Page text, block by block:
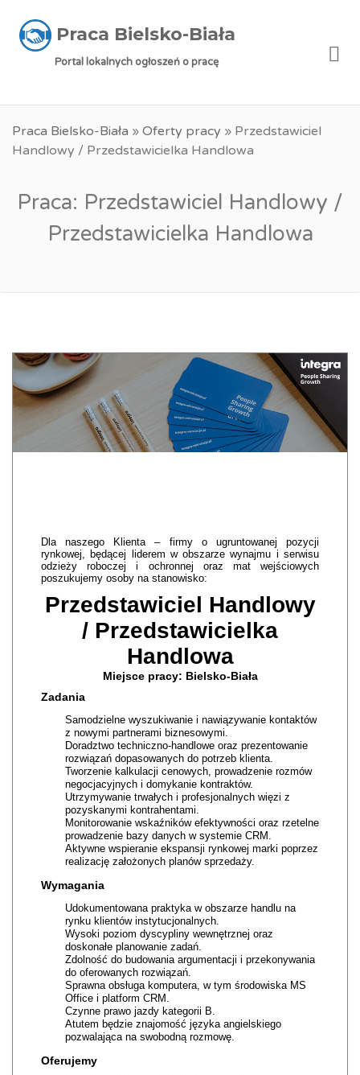
Praca Bielsko-Biała
Portal lokalnych ogłoszeń o pracę
Praca Bielsko-Biała » Oferty pracy » Przedstawiciel
Handlowy / Przedstawicielka Handlowa
Praca: Przedstawiciel Handlowy /
Przedstawicielka Handlowa
Dla naszego Klienta – firmy o ugruntowanej pozycji
rynkowej, będącej liderem w obszarze wynajmu i serwisu
odzieży roboczej i ochronnej oraz mat wejściowych
poszukujemy osoby na stanowisko:
Przedstawiciel Handlowy
/ Przedstawicielka
Handlowa
Miejsce pracy: Bielsko-Biała
Zadania
Samodzielne wyszukiwanie i nawiązywanie kontaktów
z nowymi partnerami biznesowymi.
Doradztwo techniczno-handlowe oraz prezentowanie
rozwiązań dopasowanych do potrzeb klienta.
Tworzenie kalkulacji cenowych, prowadzenie rozmów
negocjacyjnych i domykanie kontraktów.
Utrzymywanie trwałych i profesjonalnych więzi z
pozyskanymi kontrahentami.
Monitorowanie wskaźników efektywności oraz rzetelne
prowadzenie bazy danych w systemie CRM.
Aktywne wspieranie ekspansji rynkowej marki poprzez
realizację założonych planów sprzedaży.
Wymagania
Udokumentowana praktyka w obszarze handlu na
rynku klientów instytucjonalnych.
Wysoki poziom dyscypliny wewnętrznej oraz
doskonałe planowanie zadań.
Zdolność do budowania argumentacji i przekonywania
do oferowanych rozwiązań.
Sprawna obsługa komputera, w tym środowiska MS
Office i platform CRM.
Czynne prawo jazdy kategorii B.
Atutem będzie znajomość języka angielskiego
pozwalająca na swobodną rozmowę.
Oferujemy